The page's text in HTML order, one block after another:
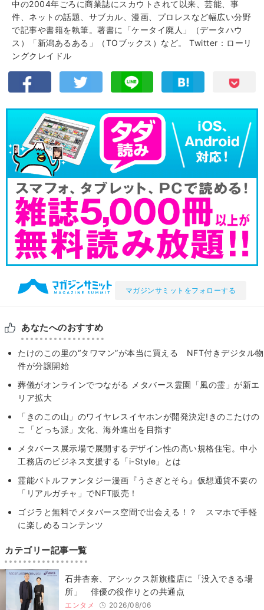
中の2004年ごろに商業誌にスカウトされて以来、芸能、事
件、ネットの話題、サブカル、漫画、プロレスなど幅広い分野
で記事や書籍を執筆。著書に「ケータイ廃人」（データハウ
ス）「新潟あるある」（TOブックス）など。 Twitter：ローリ
ングクレイドル
マガジンサミットをフォローする
あなたへのおすすめ
たけのこの里の“タワマン”が本当に買える NFT付きデジタル物
件が分譲開始
葬儀がオンラインでつながる メタバース霊園「風の霊」が新エ
リア拡大
「きのこの山」のワイヤレスイヤホンが開発決定!きのこたけの
こ「どっち派」文化、海外進出を目指す
メタバース展示場で展開するデザイン性の高い規格住宅。中小
工務店のビジネス支援する「i-Style」とは
霊能バトルファンタジー漫画『うさぎとそら』仮想通貨不要の
「リアルガチャ」でNFT販売！
ゴジラと無料でメタバース空間で出会える！？ スマホで手軽
に楽しめるコンテンツ
カテゴリー記事一覧
石井杏奈、アシックス新旗艦店に「没入できる場
所」 俳優の役作りとの共通点
エンタメ 2026/08/06